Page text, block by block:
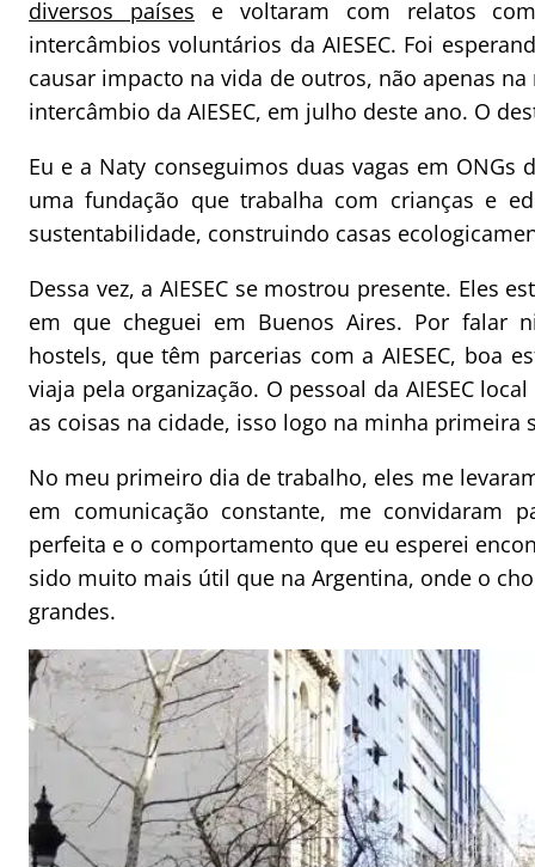
diversos países e voltaram com relatos
intercâmbios voluntários da AIESEC. Foi
causar impacto na vida de outros, não apenas
intercâmbio da AIESEC, em julho deste ano. O
Eu e a Naty conseguimos duas vagas em
uma fundação que trabalha com crianças e
sustentabilidade, construindo casas
Dessa vez, a AIESEC se mostrou presente. Eles
em que cheguei em Buenos Aires. Por falar
hostels, que têm parcerias com a AIESEC, boa
viaja pela organização. O pessoal da AIESEC
as coisas na cidade, isso logo na minha primeira
No meu primeiro dia de trabalho, eles me
em comunicação constante, me convidaram
perfeita e o comportamento que eu esperei
sido muito mais útil que na Argentina, onde o
grandes.